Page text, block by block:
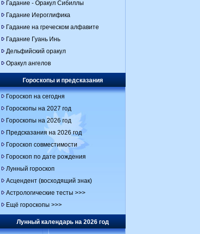
Гадание - Оракул Сибиллы
Гадание Иероглифика
Гадание на греческом алфавите
Гадание Гуань Инь
Дельфийский оракул
Оракул ангелов
Гороскопы и предсказания
Гороскоп на сегодня
Гороскопы на 2027 год
Гороскопы на 2026 год
Предсказания на 2026 год
Гороскоп совместимости
Гороскоп по дате рождения
Лунный гороскоп
Асцендент (восходящий знак)
Астрологические тесты >>>
Ещё гороскопы >>>
Лунный календарь на 2026 год